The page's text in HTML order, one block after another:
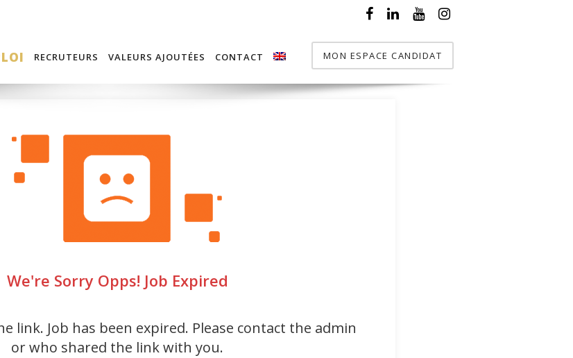
MON ESPACE CANDIDAT
RECRUTEURS VALEURS AJOUTÉES CONTACT
We're Sorry Opps! Job Expired
link. Job has been expired. Please contact the admin
or who shared the link with you.